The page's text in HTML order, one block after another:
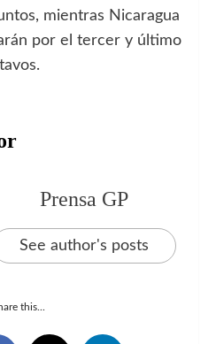
mientras Nicaragua
por el tercer y último
Prensa GP
See author's posts
this...